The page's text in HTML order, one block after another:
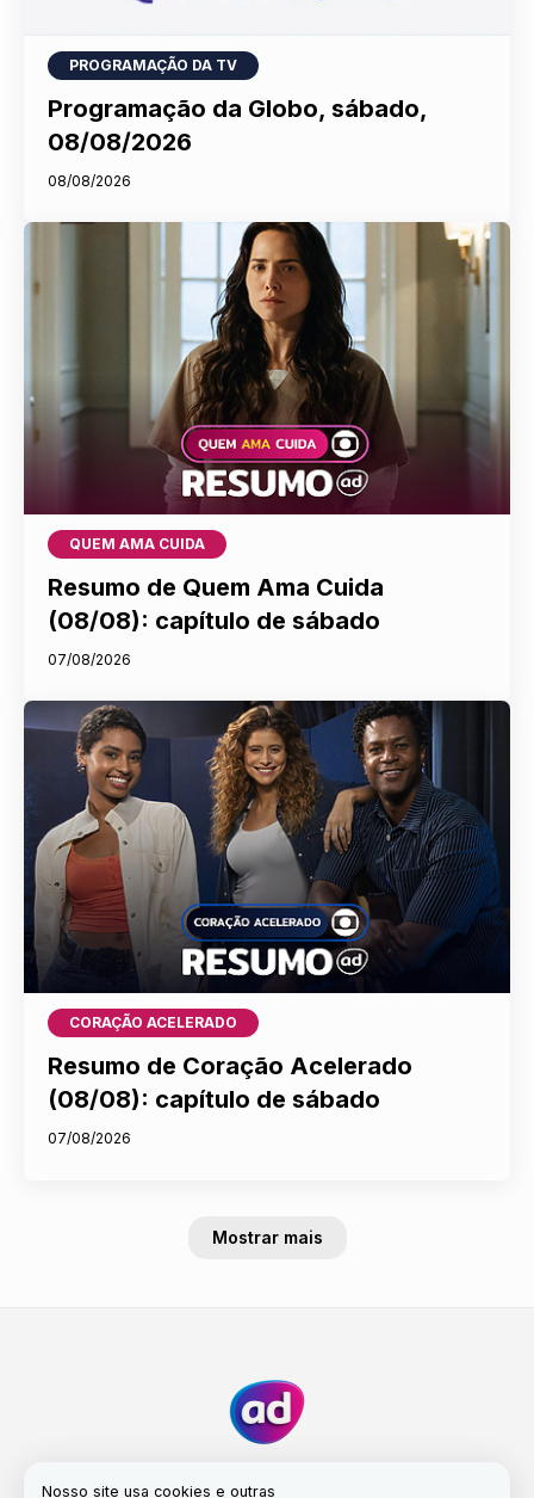
Nosso site usa cookies e outras
PROGRAMAÇÃO DA TV
Programação da Globo, sábado,
08/08/2026
08/08/2026
QUEM AMA CUIDA
Resumo de Quem Ama Cuida
(08/08): capítulo de sábado
07/08/2026
CORAÇÃO ACELERADO
Resumo de Coração Acelerado
(08/08): capítulo de sábado
07/08/2026
Mostrar mais